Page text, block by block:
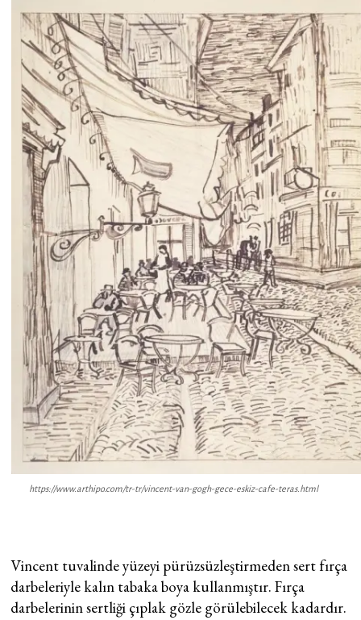
https://www.arthipo.com/tr-tr/vincent-van-gogh-gece-eskiz-cafe-teras.html
Vincent tuvalinde yüzeyi pürüzsüzleştirmeden sert fırça
darbeleriyle kalın tabaka boya kullanmıştır. Fırça
darbelerinin sertliği çıplak gözle görülebilecek kadardır.